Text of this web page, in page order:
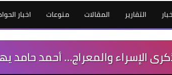
التقارير المقالات منوعات اخبار
الإسراء والمعراج… أحمد حامد